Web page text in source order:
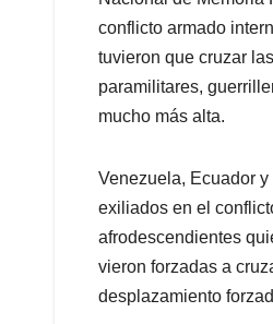
conflicto armado
tuvieron que cruzar
paramilitares,
mucho más alta.
Venezuela, Ecuador
exiliados en el
afrodescendientes
vieron forzadas a
desplazamiento